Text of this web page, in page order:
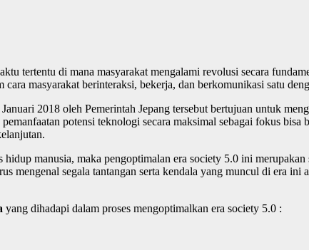
tertentu di mana masyarakat mengalami revolusi secara
masyarakat berinteraksi, bekerja, dan berkomunikasi satu
2018 oleh Pemerintah Jepang tersebut bertujuan untuk
potensi teknologi secara maksimal sebagai fokus
manusia, maka pengoptimalan era society 5.0 ini
mengenal segala tantangan serta kendala yang muncul di era ini
yang dihadapi dalam proses mengoptimalkan era society 5.0 :